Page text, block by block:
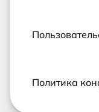
Политика